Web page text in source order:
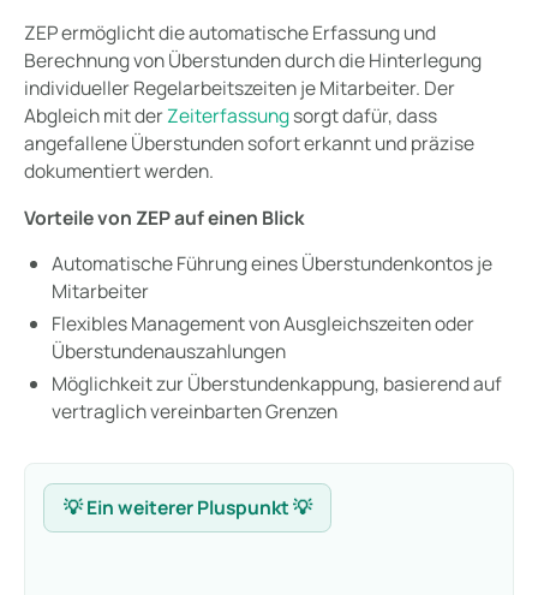
ZEP ermöglicht die automatische Erfassung und
Berechnung von Überstunden durch die Hinterlegung
individueller Regelarbeitszeiten je Mitarbeiter. Der
Abgleich mit derZeiterfassungsorgt dafür, dass
angefallene Überstunden sofort erkannt und präzise
dokumentiert werden.
Vorteile von ZEP auf einen Blick
Automatische Führung eines Überstundenkontos je
Mitarbeiter
Flexibles Management von Ausgleichszeiten oder
Überstundenauszahlungen
Möglichkeit zur Überstundenkappung, basierend auf
vertraglich vereinbarten Grenzen
💡 Ein weiterer Pluspunkt 💡